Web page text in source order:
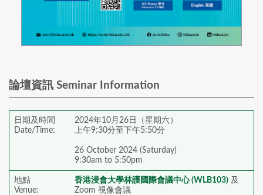
論壇資訊 Seminar Information
日期及時間
Date/Time:
2024年10月26日（星期六）
上午9:30分至下午5:50分
26 October 2024 (Saturday)
9:30am to 5:50pm
地點
Venue:
香港浸會大學林護國際會議中心 (WLB103) 及
Zoom 視像會議